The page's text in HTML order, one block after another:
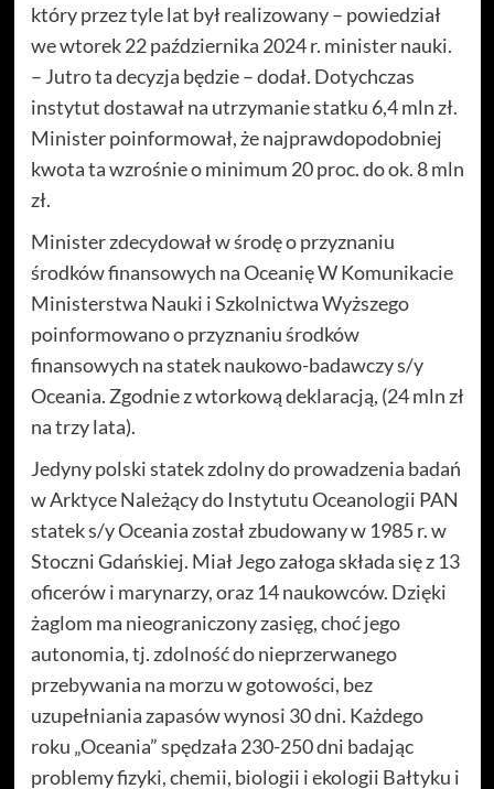
który przez tyle lat był realizowany – powiedział
we wtorek 22 października 2024 r. minister nauki.
– Jutro ta decyzja będzie – dodał. Dotychczas
instytut dostawał na utrzymanie statku 6,4 mln zł.
Minister poinformował, że najprawdopodobniej
kwota ta wzrośnie o minimum 20 proc. do ok. 8 mln
zł.
Minister zdecydował w środę o przyznaniu
środków finansowych na Oceanię W Komunikacie
Ministerstwa Nauki i Szkolnictwa Wyższego
poinformowano o przyznaniu środków
finansowych na statek naukowo-badawczy s/y
Oceania. Zgodnie z wtorkową deklaracją, (24 mln zł
na trzy lata).
Jedyny polski statek zdolny do prowadzenia badań
w Arktyce Należący do Instytutu Oceanologii PAN
statek s/y Oceania został zbudowany w 1985 r. w
Stoczni Gdańskiej. Miał Jego załoga składa się z 13
oficerów i marynarzy, oraz 14 naukowców. Dzięki
żaglom ma nieograniczony zasięg, choć jego
autonomia, tj. zdolność do nieprzerwanego
przebywania na morzu w gotowości, bez
uzupełniania zapasów wynosi 30 dni. Każdego
roku „Oceania” spędzała 230-250 dni badając
problemy fizyki, chemii, biologii i ekologii Bałtyku i